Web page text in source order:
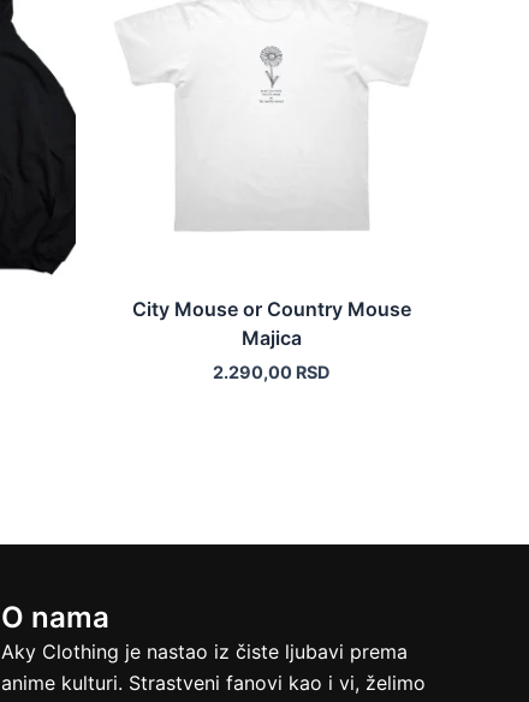
City Mouse or Country Mouse
Majica
2.290,00 RSD
više
varijanti.
Opcije
na
O nama
Aky Clothing je nastao iz čiste ljubavi prema
anime kulturi. Strastveni fanovi kao i vi, želimo